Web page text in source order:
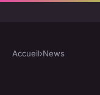
Accueil›News